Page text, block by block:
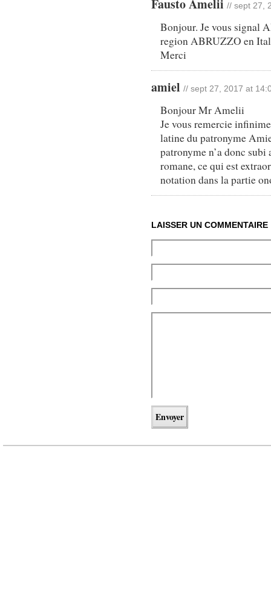
Fausto Amelii // sept 27,
Bonjour. Je vous signal
region ABRUZZO en
Merci
amiel // sept 27, 2017 at
Bonjour Mr Amelii
Je vous remercie
latine du patronyme
patronyme n’a donc
romane, ce qui est
notation dans la partie
LAISSER UN COMMENTAIRE